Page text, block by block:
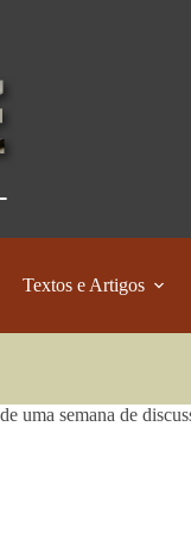
Textos e Artigos
uma semana de